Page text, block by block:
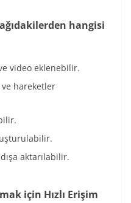
hangisi
video eklenebilir.
hareketler
aktarılabilir.
için Hızlı Erişim